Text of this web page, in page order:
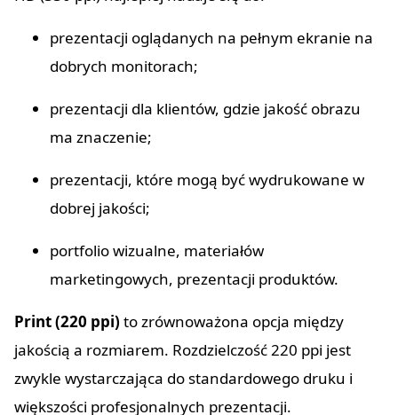
prezentacji oglądanych na pełnym ekranie na
dobrych monitorach;
prezentacji dla klientów, gdzie jakość obrazu
ma znaczenie;
prezentacji, które mogą być wydrukowane w
dobrej jakości;
portfolio wizualne, materiałów
marketingowych, prezentacji produktów.
Print (220 ppi) to zrównoważona opcja między
jakością a rozmiarem. Rozdzielczość 220 ppi jest
zwykle wystarczająca do standardowego druku i
większości profesjonalnych prezentacji.